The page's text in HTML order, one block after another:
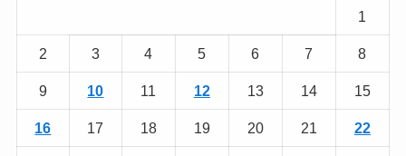
1
2 3 4 5 6 7 8
9 10 11 12 13 14 15
16 17 18 19 20 21 22